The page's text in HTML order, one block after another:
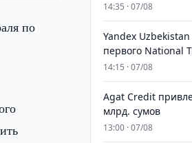
по
14:35 · 07/08
Yandex
первого National
14:15 · 07/08
Agat Credit
млрд. сумов
13:00 · 07/08